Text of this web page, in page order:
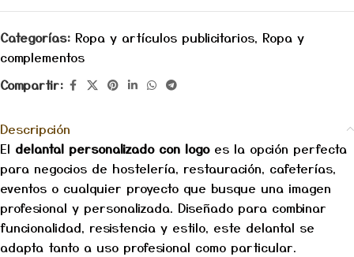
Categorías: Ropa y artículos publicitarios, Ropa y
complementos
Compartir:
Descripción
El delantal personalizado con logoes la opción perfecta
para negocios de hostelería, restauración, cafeterías,
eventos o cualquier proyecto que busque una imagen
profesional y personalizada. Diseñado para combinar
funcionalidad, resistencia y estilo, este delantal se
adapta tanto a uso profesional como particular.